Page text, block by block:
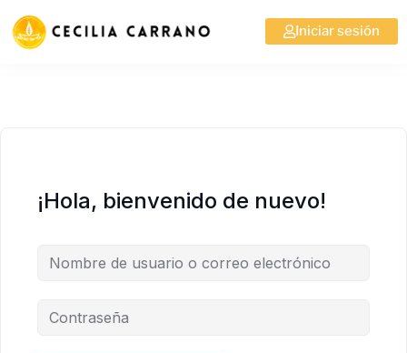
Iniciar sesión
¡Hola, bienvenido de nuevo!